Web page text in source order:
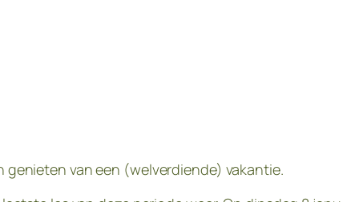
genieten van een (welverdiende) vakantie.